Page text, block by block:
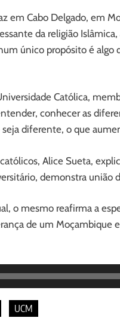
em Cabo Delgado, em
da religião
único propósito é
Católica,
conhecer as
diferente, o que
Alice Sueta,
demonstra união
o mesmo reafirma a
de um Moçambique
UCM